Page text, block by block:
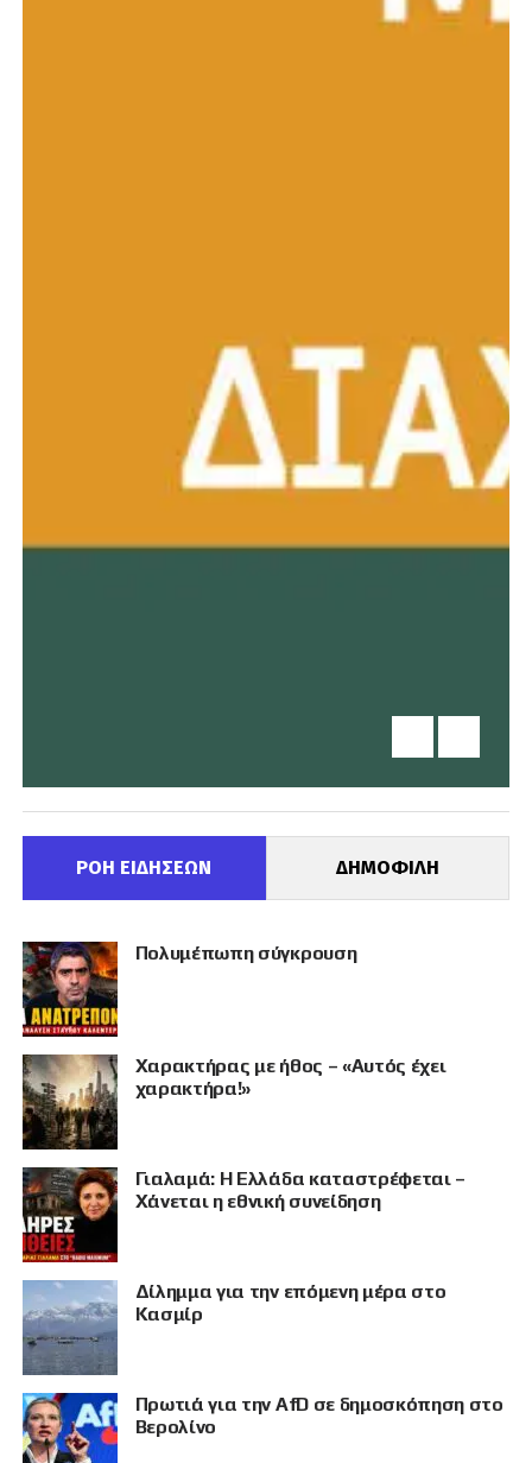
ΠΡΟΒΟΛΗ
ΡΟΗ ΕΙΔΗΣΕΩΝ ΔΗΜΟΦΙΛΗ
Πολυμέπωπη σύγκρουση
Χαρακτήρας με ήθος – «Αυτός έχει
χαρακτήρα!»
Γιαλαμά: Η Ελλάδα καταστρέφεται –
Χάνεται η εθνική συνείδηση
Δίλημμα για την επόμενη μέρα στο
Κασμίρ
Πρωτιά για την AfD σε δημοσκόπηση στο
Βερολίνο